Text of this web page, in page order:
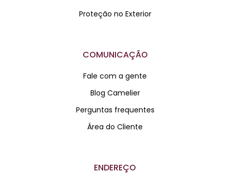
Proteção no Exterior
COMUNICAÇÃO
Fale com a gente
Blog Camelier
Perguntas frequentes
Área do Cliente
ENDEREÇO